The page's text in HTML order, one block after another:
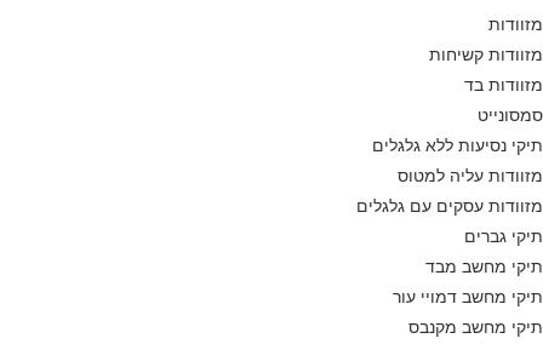
מזוודות
מזוודות קשיחות
מזוודות בד
סמסונייט
תיקי נסיעות ללא גלגלים
מזוודות עליה למטוס
מזוודות עסקים עם גלגלים
תיקי גברים
תיקי מחשב מבד
תיקי מחשב דמויי עור
תיקי מחשב מקנבס